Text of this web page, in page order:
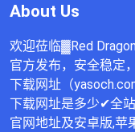
About Us
欢迎莅临▓Red
官方发布，安全稳定
下载网址（
下载网址是多少✔全
官网地址及安卓版,苹